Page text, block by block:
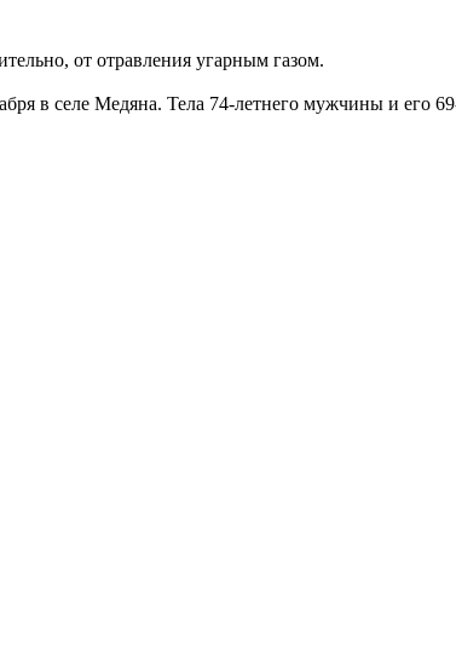
от отравления угарным газом.
в селе Медяна. Тела 74-летнего мужчины и его